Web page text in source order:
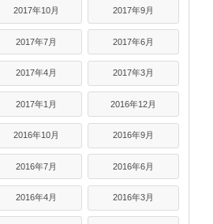
2017年10月 2017年9月
2017年7月 2017年6月
2017年4月 2017年3月
2017年1月 2016年12月
2016年10月 2016年9月
2016年7月 2016年6月
2016年4月 2016年3月